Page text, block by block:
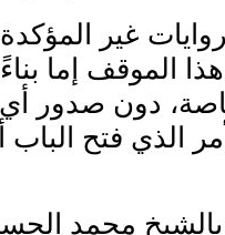
غير
الموقف إما
دون صدور
الذي فتح الباب
بالشيخ محمد